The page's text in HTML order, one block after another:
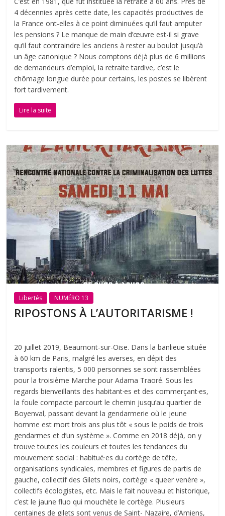
4 décennies après cette date, les capacités productives de
la France ont-elles à ce point diminuées qu’il faut amputer
les pensions ? Le manque de main d’œuvre est-il si grave
qu’il faut contraindre les anciens à rester au boulot jusqu’à
un âge canonique ? Nous comptons déjà plus de 6 millions
de demandeurs d’emploi, la retraite tardive, c’est le
chômage longue durée pour certains, les postes se libèrent
fort tardivement.
Lire la suite
Libertés NUMÉRO 13
RIPOSTONS À L’AUTORITARISME !
20 juillet 2019, Beaumont-sur-Oise. Dans la banlieue située
à 60 km de Paris, malgré les averses, en dépit des
transports ralentis, 5 000 personnes se sont rassemblées
pour la troisième Marche pour Adama Traoré. Sous les
regards bienveillants des habitant·es et des commerçant·es,
la foule compacte parcourt le chemin jusqu’au quartier de
Boyenval, passant devant la gendarmerie où le jeune
homme est mort trois ans plus tôt « sous le poids de trois
gendarmes et d’un système ». Comme en 2018 déjà, on y
trouve toutes les couleurs et toutes les tendances du
mouvement social : habitué·es du cortège de tête,
organisations syndicales, membres et figures de partis de
gauche, collectif des Gilets noirs, cortège « queer venère »,
collectifs écologistes, etc. Mais le fait nouveau et historique,
c’est le jaune fluo qui mouchète le cortège. Plusieurs
centaines de gilets sont venus de Saint- Nazaire, d’Amiens,